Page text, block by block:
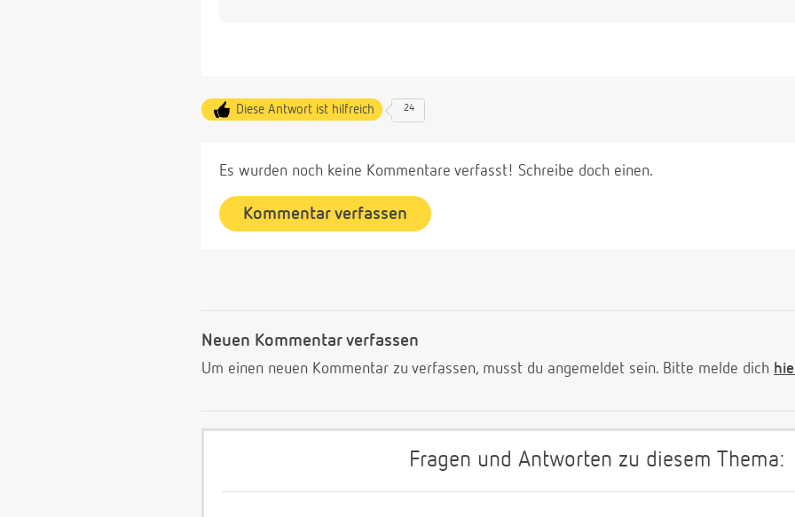
Diese Antwort ist hilfreich 24
Es wurden noch keine Kommentare verfasst! Schreibe doch einen.
Kommentar verfassen
Neuen Kommentar verfassen
Um einen neuen Kommentar zu verfassen, musst du angemeldet sein. Bitte melde dich
Fragen und Antworten zu diesem Thema: